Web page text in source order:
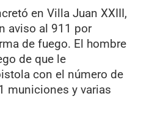
en Villa Juan XXIII,
aviso al 911 por
de fuego. El hombre
de que le
con el número de
municiones y varias